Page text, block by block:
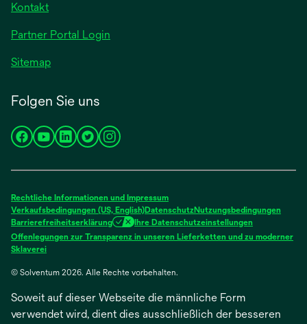
Kontakt
Partner Portal Login
Sitemap
Folgen Sie uns
wird
neuen
Registerkarte
geöffnet
wird
neuen
Registerkarte
geöffnet
wird
neuen
Registerkarte
geöffnet
wird
neuen
Registerkarte
geöffnet
wird
neuen
Registerkarte
geöffnet
Rechtliche Informationen und Impressum
Verkaufsbedingungen (US, English)DatenschutzNutzungsbedingungen
Barrierefreiheitserklärung
Ihre Datenschutzeinstellungen
Offenlegungen zur Transparenz in unseren Lieferketten und zu moderner
Sklavereiwird
einer
Registerkarte
geöffnet
© Solventum 2026. Alle Rechte vorbehalten.
Soweit auf dieser Webseite die männliche Form
verwendet wird, dient dies ausschließlich der besseren